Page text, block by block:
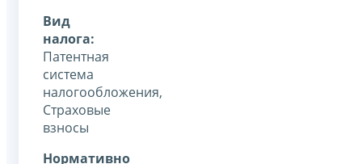
Вид
налога:
Патентная
система
налогообложения,
Страховые
взносы
Нормативно